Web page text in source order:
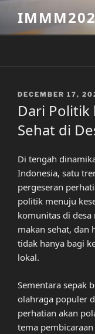
content
POSTED
DECEMBER 17,
Dari Politik
Sehat di
Di tengah
Indonesia, satu
pergeseran
politik menuju
komunitas di
makan sehat, dan
tidak hanya bagi
lokal.
Sementara sepak
olahraga populer
perhatian akan
tema